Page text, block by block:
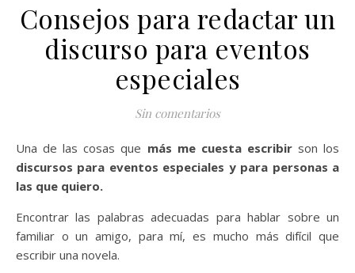
Consejos para redactar un
discurso para eventos
especiales
Sin comentarios
Una de las cosas que más me cuesta escribirson los
discursos para eventos especiales y para personas a
las que quiero.
Encontrar las palabras adecuadas para hablar sobre un
familiar o un amigo, para mí, es mucho más difícil que
escribir una novela.